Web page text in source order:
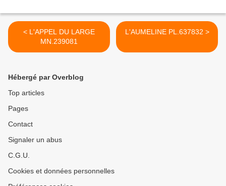
< L'APPEL DU LARGE
MN.239081
L'AUMELINE PL.637832 >
Hébergé par Overblog
Top articles
Pages
Contact
Signaler un abus
C.G.U.
Cookies et données personnelles